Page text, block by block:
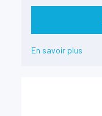
En savoir plus